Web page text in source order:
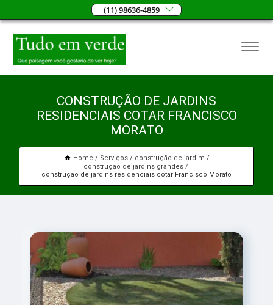
(11) 98636-4859
CONSTRUÇÃO DE JARDINS
RESIDENCIAIS COTAR FRANCISCO
MORATO
Home Serviços
construção de jardim
construção de jardins grandes
construção de jardins residenciais cotar Francisco Morato